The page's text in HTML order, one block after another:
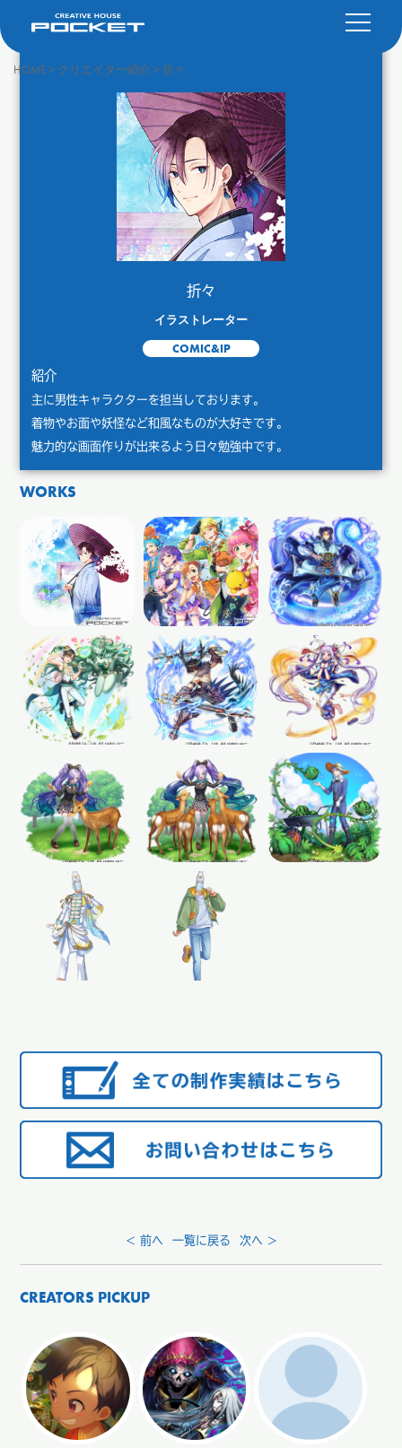
HOME> クリエイター紹介 > 折々
折々
イラストレーター
COMIC&IP
紹介
主に男性キャラクターを担当しております。
着物やお面や妖怪など和風なものが大好きです。
魅力的な画面作りが出来るよう日々勉強中です。
WORKS
< 前へ 一覧に戻る 次へ >
CREATORS PICKUP